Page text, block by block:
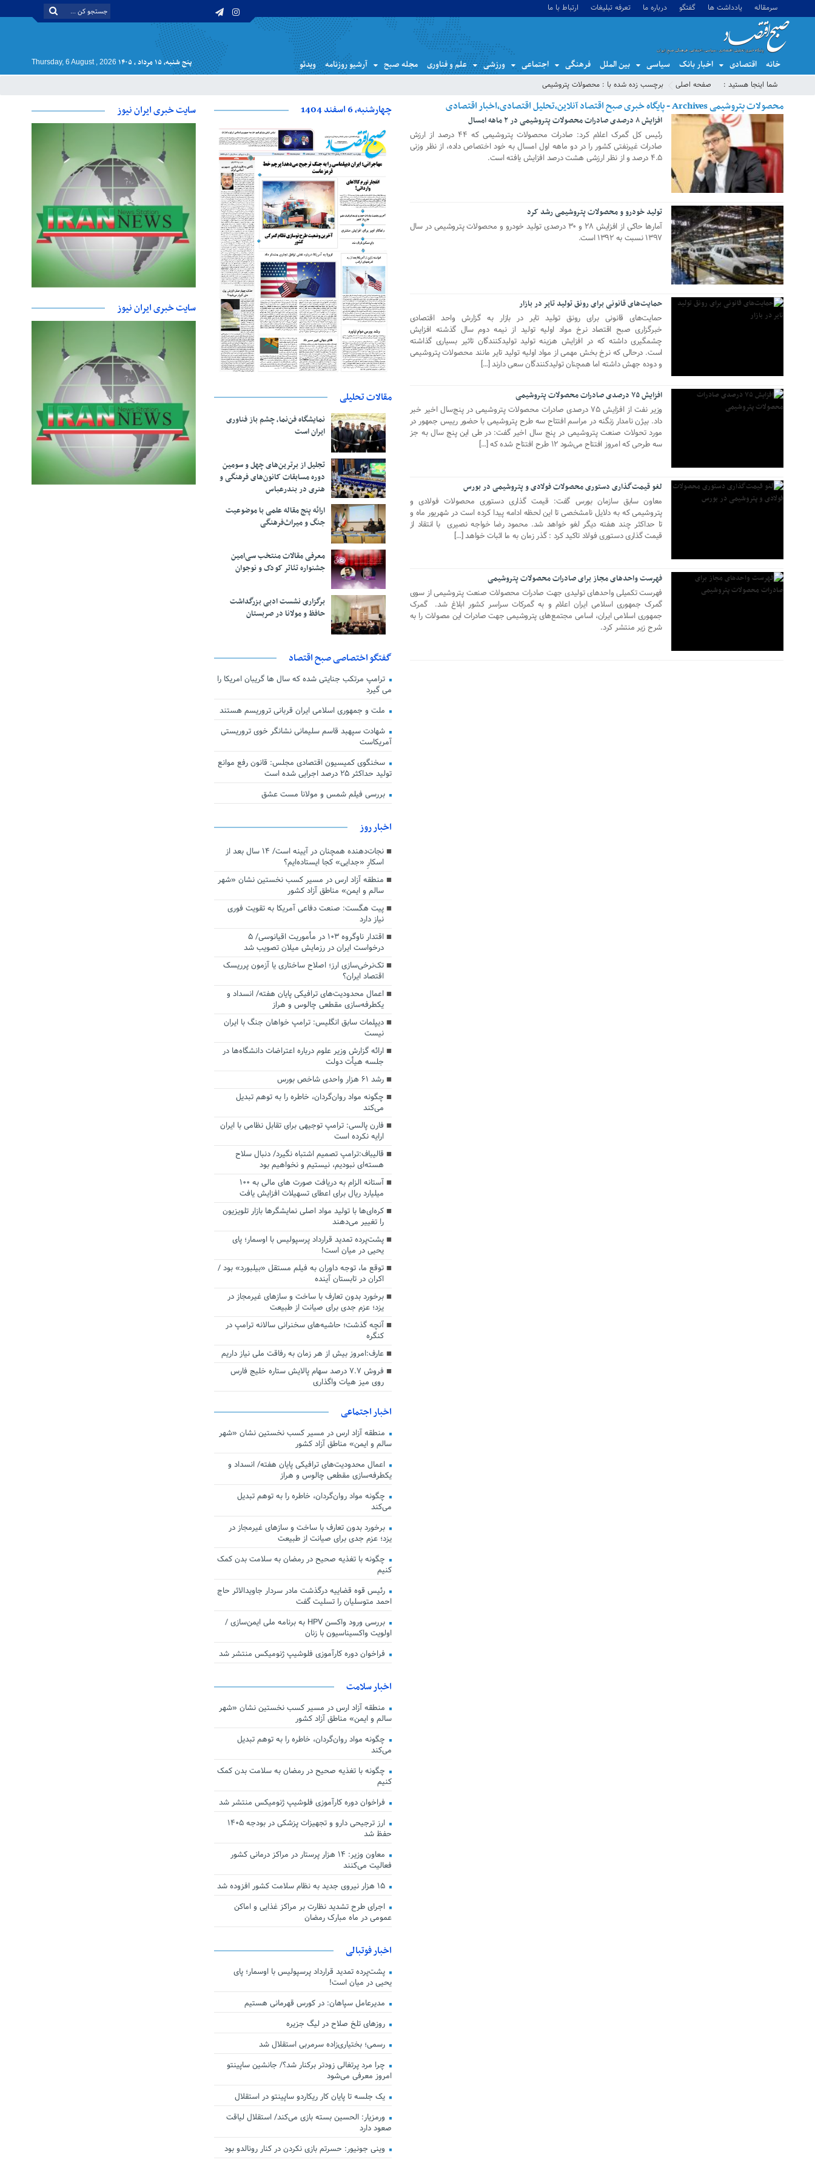
سرمقاله یادداشت ها گفتگو درباره ما تعرفه تبلیغات ارتباط با ما
خانه اقتصادی اخبار بانک سیاسی بین الملل فرهنگی اجتماعی ورزشی علم و فناوری مجله صبح آرشیو روزنامه ویدئو پنج شنبه, ۱۵ مرداد , ۱۴۰۵ Thursday, 6 August , 2026
شما اینجا هستید : صفحه اصلی برچسب زده شده با : محصولات پتروشیمی
محصولات پتروشیمی Archives - پایگاه خبری صبح اقتصاد آنلاین،تحلیل اقتصادی،اخبار اقتصادی
افزایش ۸ درصدی صادرات محصولات پتروشیمی در ۲ ماهه امسال
رئیس کل گمرک اعلام کرد: صادرات محصولات پتروشیمی که ۴۴ درصد از ارزش
صادرات غیرنفتی کشور را در دو ماهه اول امسال به خود اختصاص داده، از نظر وزنی
۴.۵ درصد و از نظر ارزشی هشت درصد افزایش یافته است.
08 سپتامبر 2019
تولید خودرو و محصولات پتروشیمی رشد کرد
آمارها حاکی از افزایش ۲۸ و ۳۰ درصدی تولید خودرو و محصولات پتروشیمی در سال
۱۳۹۷ نسبت به ۱۳۹۲ است.
03 دسامبر 2018
حمایت‌های قانونی برای رونق تولید تایر در بازار
حمایت‌های قانونی برای رونق تولید تایر در بازار به گزارش واحد اقتصادی
خبرگزاری صبح اقتصاد نرخ مواد اولیه تولید از نیمه دوم سال گذشته افزایش
چشمگیری داشته که در افزایش هزینه تولید تولیدکنندگان تاثیر بسیاری گذاشته
است. درحالی که نرخ بخش مهمی از مواد اولیه تولید تایر مانند محصولات پتروشیمی
و دوده جهش داشته اما همچنان تولیدکنندگان سعی دارند […]
افزایش ۷۵ درصدی صادرات محصولات پتروشیمی
وزیر نفت از افزایش ۷۵ درصدی صادرات محصولات پتروشیمی در پنج‌سال اخیر خبر
داد. بیژن نامدار زنگنه در مراسم افتتاح سه طرح پتروشیمی با حضور رییس جمهور در
مورد تحولات صنعت پتروشیمی در پنج سال اخیر گفت: در طی این پنج سال به جز
سه طرحی که امروز افتتاح می‌شود ۱۲ طرح افتتاح شده که […]
لغو قیمت‌گذاری دستوری محصولات فولادی و پتروشیمی در بورس
معاون سابق سازمان بورس گفت: قیمت گذاری دستوری محصولات فولادی و
پتروشیمی که به دلایل نامشخصی تا این لحظه ادامه پیدا کرده است در شهریور ماه و
تا حداکثر چند هفته دیگر لغو خواهد شد. محمود رضا خواجه نصیری با انتقاد از
قیمت گذاری دستوری فولاد تاکید کرد : گذر زمان به ما اثبات خواهد […]
فهرست واحدهای مجاز برای صادرات محصولات پتروشیمی
فهرست تکمیلی واحدهای تولیدی جهت صادرات محصولات صنعت پتروشیمی از سوی
گمرک جمهوری اسلامی ایران اعلام و به گمرکات سراسر کشور ابلاغ شد. گمرک
جمهوری اسلامی ایران، اسامی مجتمع‌های پتروشیمی جهت صادرات این مصولات را به
شرح زیر منتشر کرد.
چهارشنبه، 6 اسفند 1404
مقالات تحلیلی
نمایشگاه فن‌نما، چشم باز فناوری
ایران است
تجلیل از بر‌ترین‌های چهل و سومین
دوره مسابقات کانون‌های فرهنگی و
هنری در بندرعباس
ارائه پنج مقاله علمی با موضوعیت
جنگ و میراث‌فرهنگی
معرفی مقالات منتخب سی‌امین
جشنواره تئاتر کودک و نوجوان
برگزاری نشست ادبی بزرگداشت
حافظ و مولانا در صربستان
گفتگو اختصاصی صبح اقتصاد
ترامپ مرتکب جنایتی شده که سال ها گریبان امریکا را
می گیرد
ملت و جمهوری اسلامی ایران قربانی تروریسم هستند
شهادت سپهبد قاسم سلیمانی نشانگر خوی تروریستی
آمریکاست
سخنگوی کمیسیون اقتصادی مجلس: قانون رفع موانع
تولید حداکثر ۲۵ درصد اجرایی شده است
بررسی فیلم شمس و مولانا مست عشق
اخبار روز
نجات‌دهنده‌ همچنان در آیینه است/ ۱۴ سال بعد از
اسکارِ «جدایی» کجا ایستاده‌ایم؟
منطقه آزاد ارس در مسیر کسب نخستین نشان «شهر
سالم و ایمن» مناطق آزاد کشور
پیت هگست: صنعت دفاعی آمریکا به تقویت فوری
نیاز دارد
اقتدار ناوگروه ۱۰۳ در مأموریت‌ اقیانوسی/ ۵
درخواست ایران در رزمایش میلان تصویب شد
تک‌نرخی‌سازی ارز؛ اصلاح ساختاری یا آزمون پرریسک
اقتصاد ایران؟
اعمال محدودیت‌های ترافیکی پایان هفته/ انسداد و
یکطرفه‌سازی مقطعی چالوس و هراز
دیپلمات سابق انگلیس:‌ ترامپ خواهان جنگ با ایران
نیست
ارائه گزارش وزیر علوم درباره اعتراضات دانشگاه‌ها در
جلسه هیأت دولت
رشد ۶۱ هزار واحدی شاخص بورس
چگونه مواد روان‌گردان، خاطره را به توهم تبدیل
می‌کند
فارن پالسی: ترامپ توجیهی برای تقابل نظامی با ایران
ارایه نکرده است
قالیباف:ترامپ تصمیم اشتباه نگیرد/ دنبال سلاح
هسته‌ای نبودیم، نیستیم و نخواهیم بود
آستانه الزام به دریافت صورت های مالی به ۱۰۰
میلیارد ریال برای اعطای تسهیلات افزایش یافت
کره‌ای‌ها با تولید مواد اصلی نمایشگرها بازار تلویزیون
را تغییر می‌دهند
پشت‌پرده تمدید قرارداد پرسپولیس با اوسمار؛ پای
یحیی در میان است!
توقع ما، توجه داوران به فیلم مستقل «بیلبورد» بود /
اکران در تابستان آینده
برخورد بدون تعارف با ساخت‌ و سازهای غیرمجاز در
یزد؛ عزم جدی برای صیانت از طبیعت
آنچه گذشت؛ حاشیه‌های سخنرانی سالانه ترامپ در
کنگره
عارف:امروز بیش از هر زمان به رفاقت ملی نیاز داریم
فروش ۷.۷ درصد سهام پالایش ستاره خلیج فارس
روی میز هیات واگذاری
اخبار اجتماعی
منطقه آزاد ارس در مسیر کسب نخستین نشان «شهر
سالم و ایمن» مناطق آزاد کشور
اعمال محدودیت‌های ترافیکی پایان هفته/ انسداد و
یکطرفه‌سازی مقطعی چالوس و هراز
چگونه مواد روان‌گردان، خاطره را به توهم تبدیل
می‌کند
برخورد بدون تعارف با ساخت‌ و سازهای غیرمجاز در
یزد؛ عزم جدی برای صیانت از طبیعت
چگونه با تغذیه صحیح در رمضان به سلامت بدن کمک
کنیم
رئیس قوه قضاییه درگذشت مادر سردار جاویدالاثر حاج
احمد متوسلیان را تسلیت گفت
بررسی ورود واکسن HPV به برنامه ملی ایمن‌سازی /
اولویت واکسیناسیون با زنان
فراخوان دوره کارآموزی فلوشیپ ژنومیکس منتشر شد
اخبار سلامت
منطقه آزاد ارس در مسیر کسب نخستین نشان «شهر
سالم و ایمن» مناطق آزاد کشور
چگونه مواد روان‌گردان، خاطره را به توهم تبدیل
می‌کند
چگونه با تغذیه صحیح در رمضان به سلامت بدن کمک
کنیم
فراخوان دوره کارآموزی فلوشیپ ژنومیکس منتشر شد
ارز ترجیحی دارو و تجهیزات پزشکی در بودجه ۱۴۰۵
حفظ شد
معاون وزیر: ۱۴ هزار پرستار در مراکز درمانی کشور
فعالیت می‌کنند
۱۵ هزار نیروی جدید به نظام سلامت کشور افزوده شد
اجرای طرح تشدید نظارت بر مراکز غذایی و اماکن
عمومی در ماه مبارک رمضان
اخبار فوتبالی
پشت‌پرده تمدید قرارداد پرسپولیس با اوسمار؛ پای
یحیی در میان است!
مدیرعامل سپاهان: در کورس قهرمانی هستیم
روزهای تلخ صلاح در لیگ جزیره
رسمی؛ بختیاری‌زاده سرمربی استقلال شد
چرا مرد پرتغالی زودتر برکنار شد؟/ جانشین ساپینتو
امروز معرفی می‌شود
یک جلسه تا پایان کار ریکاردو ساپینتو در استقلال
ورمزیار: الحسین بسته بازی می‌کند/ استقلال لیاقت
صعود دارد
وینی جونیور: حسرتم بازی نکردن در کنار رونالدو بود
سایت خبری ایران نیوز
سایت خبری ایران نیوز